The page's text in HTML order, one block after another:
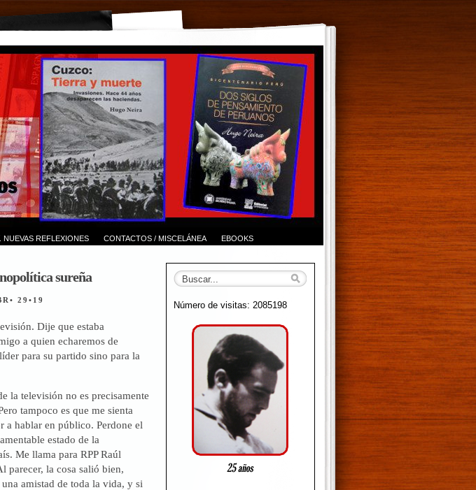
NUEVAS REFLEXIONES CONTACTOS / MISCELÁNEA EBOOKS
sureña
29•19
Dije que estaba
a quien echaremos de
para su partido sino para la
la televisión no es precisamente
tampoco es que me sienta
a hablar en público. Perdone el
estado de la
Me llama para RPP Raúl
parecer, la cosa salió bien,
amistad de toda la vida, y si
Número de visitas: 2085198